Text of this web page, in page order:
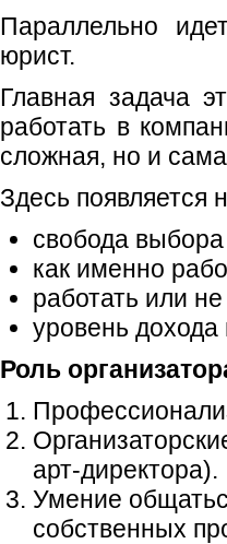
Параллельно
юрист.
Главная задача
работать в
сложная, но и
Здесь появляется
свобода
как именно
работать или
уровень дохода
Роль
арт-директора).
Умение
собственных